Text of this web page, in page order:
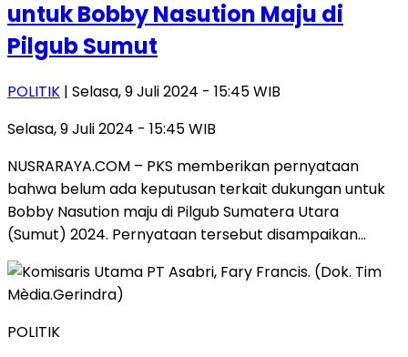
untuk Bobby Nasution Maju di
Pilgub Sumut
POLITIK | Selasa, 9 Juli 2024 - 15:45 WIB
Selasa, 9 Juli 2024 - 15:45 WIB
NUSRARAYA.COM – PKS memberikan pernyataan
bahwa belum ada keputusan terkait dukungan untuk
Bobby Nasution maju di Pilgub Sumatera Utara
(Sumut) 2024. Pernyataan tersebut disampaikan…
POLITIK